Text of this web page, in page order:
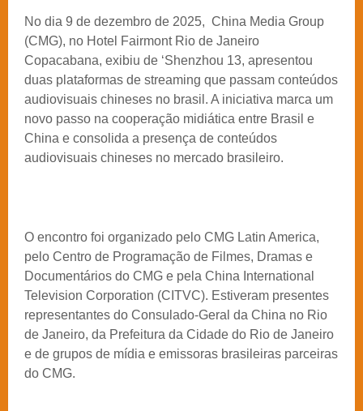
No dia 9 de dezembro de 2025, China Media Group
(CMG), no Hotel Fairmont Rio de Janeiro
Copacabana, exibiu de ‘Shenzhou 13, apresentou
duas plataformas de streaming que passam conteúdos
audiovisuais chineses no brasil. A iniciativa marca um
novo passo na cooperação midiática entre Brasil e
China e consolida a presença de conteúdos
audiovisuais chineses no mercado brasileiro.
O encontro foi organizado pelo CMG Latin America,
pelo Centro de Programação de Filmes, Dramas e
Documentários do CMG e pela China International
Television Corporation (CITVC). Estiveram presentes
representantes do Consulado-Geral da China no Rio
de Janeiro, da Prefeitura da Cidade do Rio de Janeiro
e de grupos de mídia e emissoras brasileiras parceiras
do CMG.